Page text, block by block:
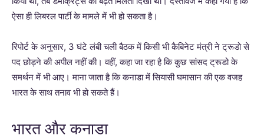
ऐसा ही लिबरल पार्टी के मामले में भी हो सकता है।
रिपोर्ट के अनुसार, 3 घंटे लंबी चली बैठक में किसी भी कैबिनेट मंत्री ने ट्रूडो से
पद छोड़ने की अपील नहीं की। वहीं, कहा जा रहा है कि कुछ सांसद ट्रूडो के
समर्थन में भी आए। माना जाता है कि कनाडा में सियासी घमासान की एक वजह
भारत के साथ तनाव भी हो सकते हैं।
भारत और कनाडा